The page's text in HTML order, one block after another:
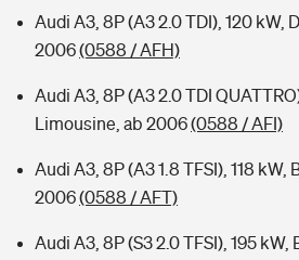
Audi A3, 8P (A3 2.0 TDI), 120 kW,
2006(0588 / AFH)
Audi A3, 8P (A3 2.0 TDI
Limousine, ab 2006(0588 / AFI)
Audi A3, 8P (A3 1.8 TFSI), 118
2006(0588 / AFT)
Audi A3, 8P (S3 2.0 TFSI), 195